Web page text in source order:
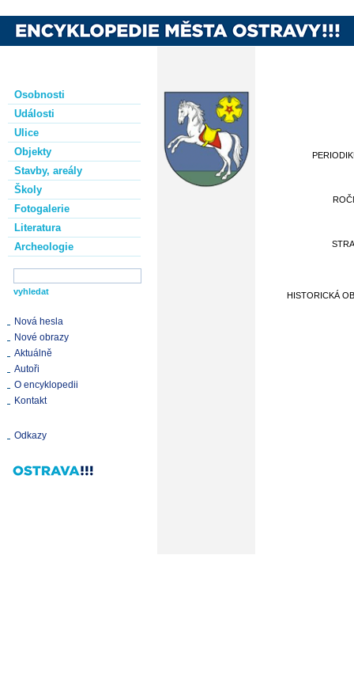
Osobnosti
Události
Ulice
Objekty
Stavby, areály
Školy
Fotogalerie
Literatura
Archeologie
Nová hesla
Nové obrazy
Aktuálně
Autoři
O encyklopedii
Kontakt
Odkazy
HISTORICKÁ